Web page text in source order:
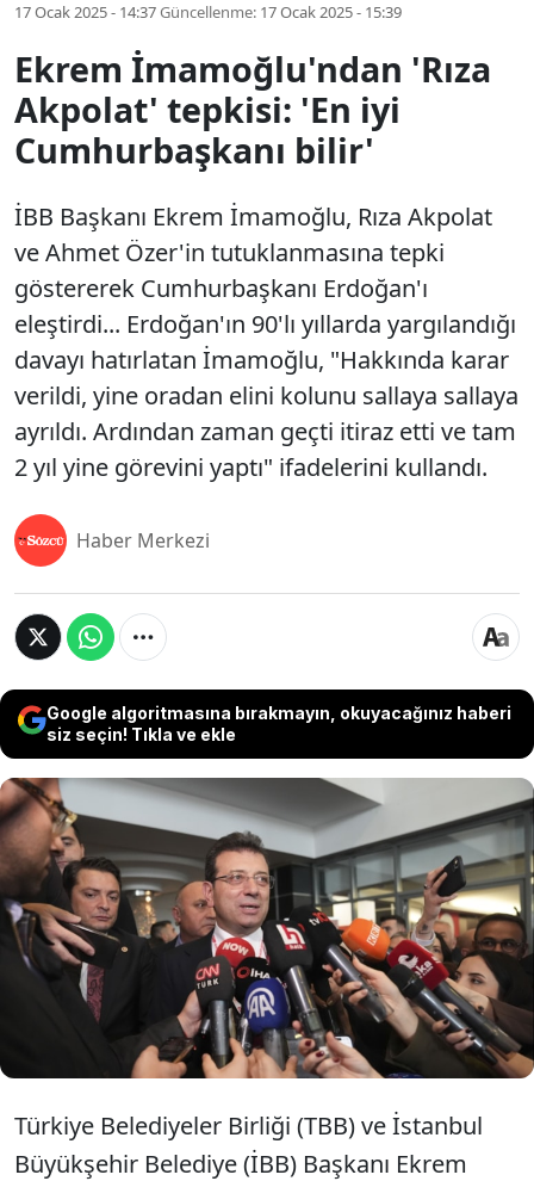
17 Ocak 2025 - 14:37Güncellenme: 17 Ocak 2025 - 15:39
Ekrem İmamoğlu'ndan 'Rıza
Akpolat' tepkisi: 'En iyi
Cumhurbaşkanı bilir'
İBB Başkanı Ekrem İmamoğlu, Rıza Akpolat
ve Ahmet Özer'in tutuklanmasına tepki
göstererek Cumhurbaşkanı Erdoğan'ı
eleştirdi... Erdoğan'ın 90'lı yıllarda yargılandığı
davayı hatırlatan İmamoğlu, "Hakkında karar
verildi, yine oradan elini kolunu sallaya sallaya
ayrıldı. Ardından zaman geçti itiraz etti ve tam
2 yıl yine görevini yaptı" ifadelerini kullandı.
Haber Merkezi
Google algoritmasına bırakmayın, okuyacağınız haberi
siz seçin! Tıkla ve ekle
İBB Başkanı Ekrem İmamoğlu, Rıza Akpolat ve
Ahmet Özer'in tutuklanmasına tepki göstererek
Cumhurbaşkanı Erdoğan'ı eleştirdi... Erdoğan'ın
90'lı yıllarda yargılandığı davayı hatırlatan
İmamoğlu, "Hakkında karar verildi, yine oradan
elini kolunu sallaya sallaya ayrıldı. Ardından zaman
geçti itiraz etti ve tam 2 yıl yine görevini yaptı"
ifadelerini kullandı.
Türkiye Belediyeler Birliği (TBB) ve İstanbul
Büyükşehir Belediye (İBB) Başkanı Ekrem